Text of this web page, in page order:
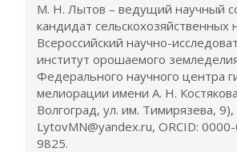
М. Н. Лытов – ведущий научный
кандидат сельскохозяйственных
Всероссийский научно-
институт орошаемого
Федерального научного центра
мелиорации имени А. Н.
Волгоград, ул. им. Тимирязева, 9),
LytovMN@yandex.ru, ORCID:
9825.